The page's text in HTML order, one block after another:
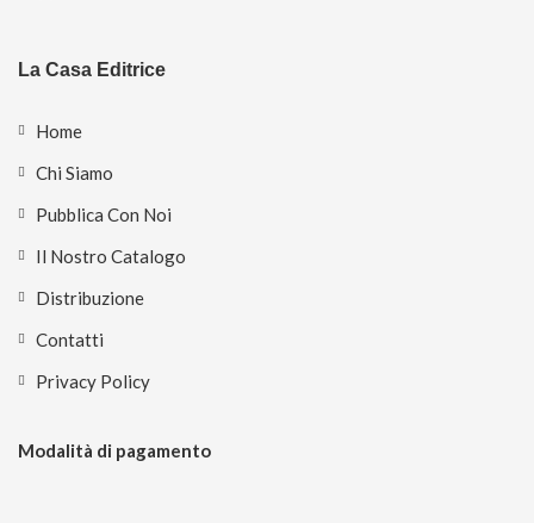
La Casa Editrice
Home
Chi Siamo
Pubblica Con Noi
Il Nostro Catalogo
Distribuzione
Contatti
Privacy Policy
Modalità di pagamento